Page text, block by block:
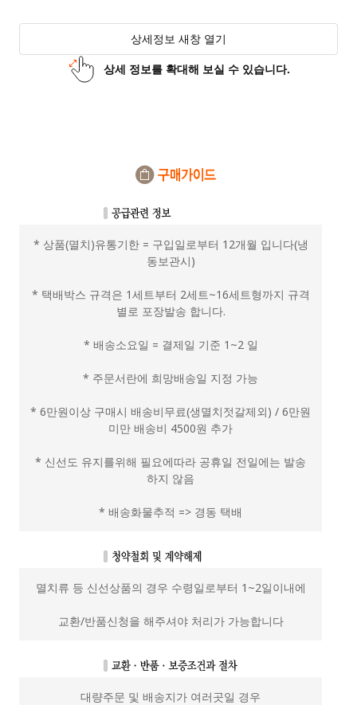
상세정보 새창 열기
상세 정보를 확대해 보실 수 있습니다.
* 상품(멸치)유통기한 = 구입일로부터 12개월 입니다(냉
동보관시)
* 택배박스 규격은 1세트부터 2세트~16세트형까지 규격
별로 포장발송 합니다.
* 배송소요일 = 결제일 기준 1~2 일
* 주문서란에 희망배송일 지정 가능
* 6만원이상 구매시 배송비무료(생멸치젓갈제외) / 6만원
미만 배송비 4500원 추가
* 신선도 유지를위해 필요에따라 공휴일 전일에는 발송
하지 않음
* 배송화물추적 => 경동 택배
멸치류 등 신선상품의 경우 수령일로부터 1~2일이내에
교환/반품신청을 해주셔야 처리가 가능합니다
대량주문 및 배송지가 여러곳일 경우